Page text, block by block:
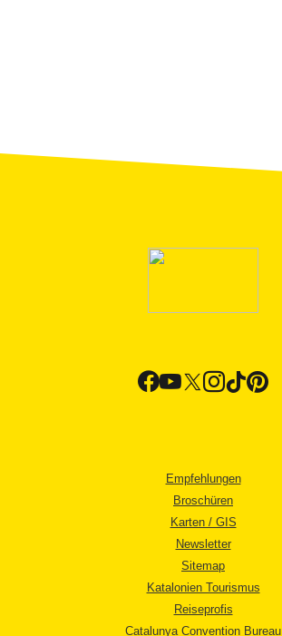
Empfehlungen
Broschüren
Karten / GIS
Newsletter
Sitemap
Katalonien Tourismus
Reiseprofis
Catalunya Convention Bureau